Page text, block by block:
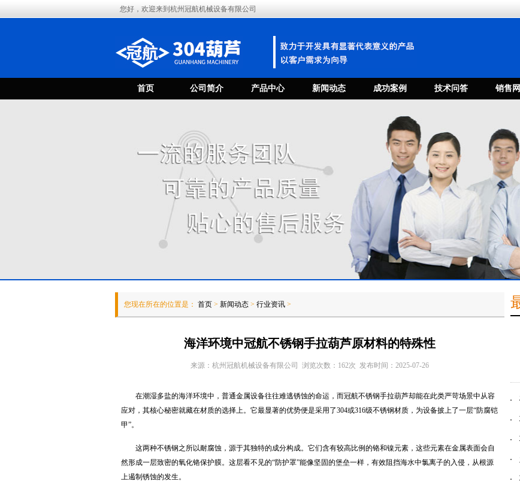
您好，欢迎来到杭州冠航机械设备有限公司
首页 公司简介 产品中心 新闻动态 成功案例 技术问答 销售
您现在所在的位置是： 首页 > 新闻动态 > 行业资讯 >
海洋环境中冠航不锈钢手拉葫芦原材料的特殊性
来源：杭州冠航机械设备有限公司 浏览次数：162次 发布时间：2025-07-26
在潮湿多盐的海洋环境中，普通金属设备往往难逃锈蚀的命运，而冠航不锈钢手拉葫芦却能在此类严苛场景中从容
应对，其核心秘密就藏在材质的选择上。它最显著的优势便是采用了304或316级不锈钢材质，为设备披上了一层“防腐铠
甲”。
这两种不锈钢之所以耐腐蚀，源于其独特的成分构成。它们含有较高比例的铬和镍元素，这些元素在金属表面会自
然形成一层致密的氧化铬保护膜。这层看不见的“防护罩”能像坚固的堡垒一样，有效阻挡海水中氯离子的入侵，从根源
上遏制锈蚀的发生。